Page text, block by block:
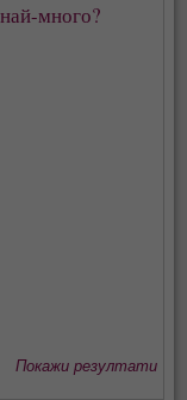
много?
Покажи резултати